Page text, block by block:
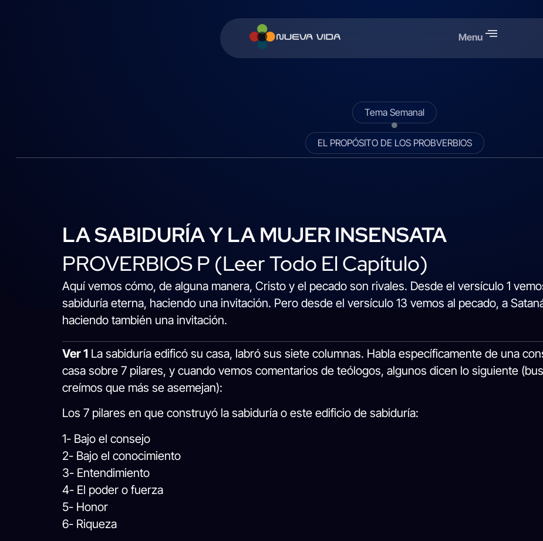
Menu
Tema Semanal
EL PROPÓSITO DE LOS PROBVERBIOS
LA SABIDURÍA Y LA MUJER INSENSATA
PROVERBIOS P (Leer Todo El Capítulo)
Aquí vemos cómo, de alguna manera, Cristo y el pecado son rivales. Desde el versículo 1
sabiduría eterna, haciendo una invitación. Pero desde el versículo 13 vemos al pecado, a
haciendo también una invitación.
Ver 1 La sabiduría edificó su casa, labró sus siete columnas. Habla específicamente de una
casa sobre 7 pilares, y cuando vemos comentarios de teólogos, algunos dicen lo siguiente
creímos que más se asemejan):
Los 7 pilares en que construyó la sabiduría o este edificio de sabiduría:
1- Bajo el consejo
2- Bajo el conocimiento
3- Entendimiento
4- El poder o fuerza
5- Honor
6- Riqueza